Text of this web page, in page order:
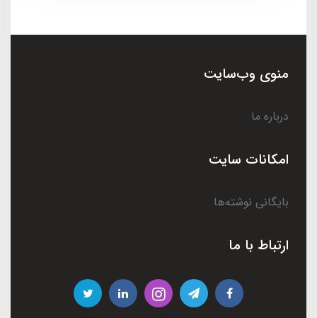
منوی وب‌سایت
درباره ما
امکانات سایت
بایگانی نوشته‌ها
ارتباط با ما